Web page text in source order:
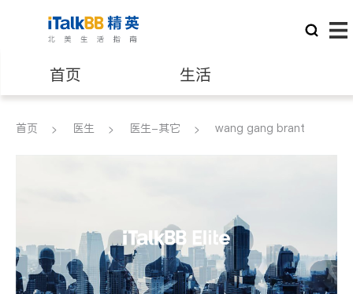
首页 生活
医生 律师
养老 非盈利组织
首页 医生 医生-其它 wang gang brant